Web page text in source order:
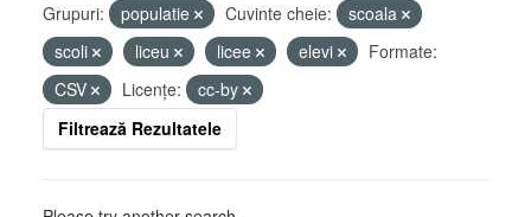
Grupuri: populatie Cuvinte cheie:
scoala
scoli
liceu licee elevi
Formate:
CSV
Licenţe:
cc-by
Filtrează Rezultatele